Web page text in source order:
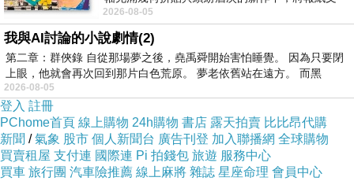
暖氣能力：4.5KW
配管：2分/4分
字、彩色剪紙與明亮顏料層層
2026-08-05
我與AI討論的小說劇情(2)
第二章：群俠錄 自從那場夢之後，堯禹舜開始害怕睡覺。 因為只要閉
上眼，他就會再次回到那片白色荒原。 夢老依舊站在遠方。 而黑
2026-08-05
登入 註冊
PChome首頁 線上購物 24h購物 書店 露天拍賣 比比昂代購
新聞 /氣象 股市 個人新聞台 廣告刊登 加入聯播網 全球購物
買賣租屋 支付連 國際連 Pi 拍錢包 旅遊 服務中心
買車 旅行團 汽車險推薦 線上麻將 雜誌 星座命理 會員中心